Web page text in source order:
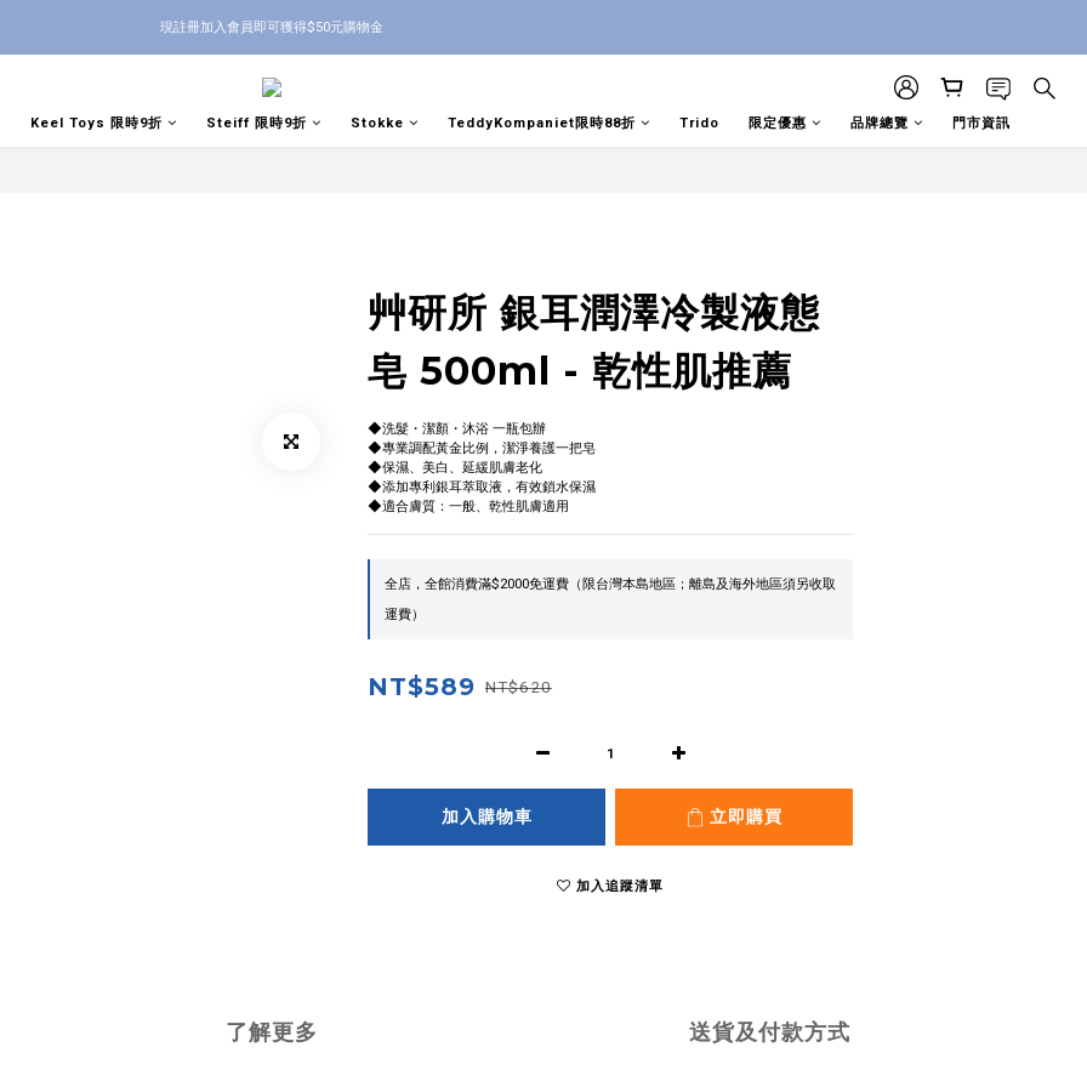
現註冊加入會員即可獲得$50元購物金
Keel Toys 限時9折 Steiff 限時9折 Stokke TeddyKompaniet限時88折 Trido 限定優惠 品牌總覽 門市資訊
艸研所 銀耳潤澤冷製液態
皂 500ml - 乾性肌推薦
◆洗髮・潔顏・沐浴 一瓶包辦
◆專業調配黃金比例，潔淨養護一把皂
◆保濕、美白、延緩肌膚老化
◆添加專利銀耳萃取液，有效鎖水保濕
◆適合膚質：一般、乾性肌膚適用
全店，全館消費滿$2000免運費（限台灣本島地區；離島及海外地區須另收取
運費）
NT$589 NT$620
加入購物車 立即購買
加入追蹤清單
了解更多 送貨及付款方式